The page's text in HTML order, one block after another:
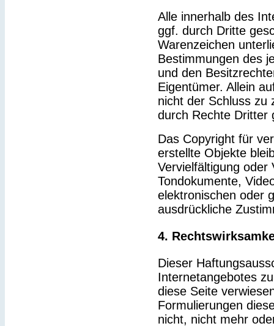
Alle innerhalb des
ggf. durch Dritte
Warenzeichen
Bestimmungen des
und den
Eigentümer. Allein
nicht der Schluss zu
durch Rechte Dritter
Das Copyright für
erstellte Objekte
Vervielfältigung oder
Tondokumente,
elektronischen oder
ausdrückliche
4.
Dieser
Internetangebotes
diese Seite
Formulierungen
nicht, nicht mehr